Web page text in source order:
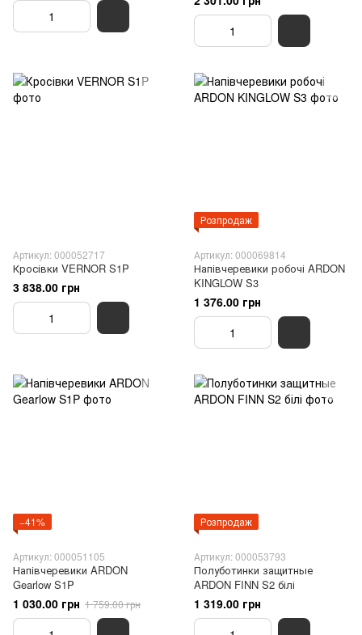
Артикул: 000052717
Кросівки VERNOR S1P
3 838.00 грн
Розпродаж
Артикул: 000069814
Напівчеревики робочі ARDON
KINGLOW S3
1 376.00 грн
−41%
Артикул: 000051105
Напівчеревики ARDON
Gearlow S1P
1 030.00 грн 1 759.00 грн
Розпродаж
Артикул: 000053793
Полуботинки защитные
ARDON FINN S2 білі
1 319.00 грн